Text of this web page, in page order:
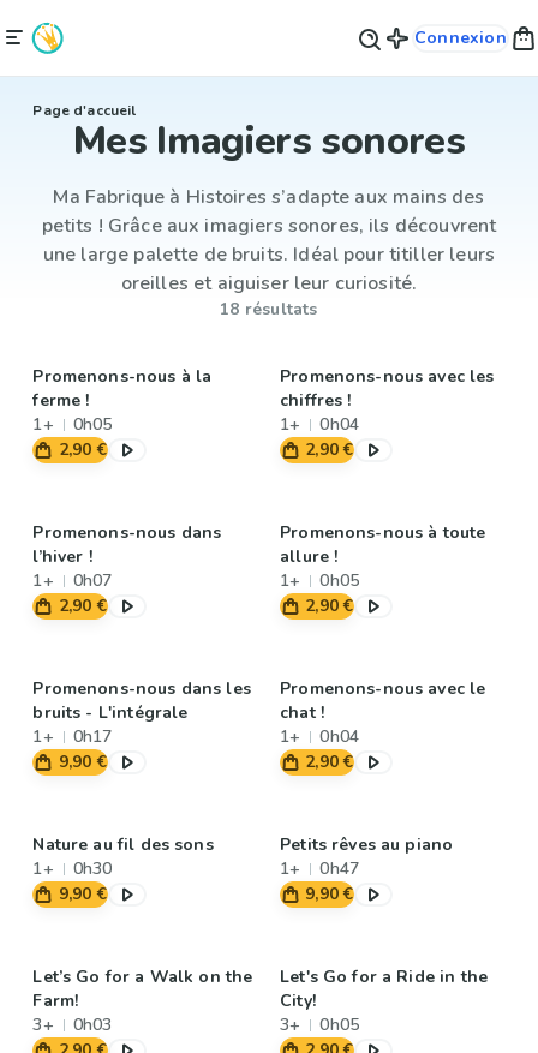
Connexion
Page d'accueil
Mes Imagiers sonores
Ma Fabrique à Histoires s’adapte aux mains des
petits ! Grâce aux imagiers sonores, ils découvrent
une large palette de bruits. Idéal pour titiller leurs
oreilles et aiguiser leur curiosité.
18 résultats
Promenons-nous à la
ferme !
1+
0h05
2,90 €
Promenons-nous avec les
chiffres !
1+
0h04
2,90 €
Promenons-nous dans
l’hiver !
1+
0h07
2,90 €
Promenons-nous à toute
allure !
1+
0h05
2,90 €
Promenons-nous dans les
bruits - L'intégrale
1+
0h17
9,90 €
Promenons-nous avec le
chat !
1+
0h04
2,90 €
Nature au fil des sons
1+
0h30
9,90 €
Petits rêves au piano
1+
0h47
9,90 €
Let’s Go for a Walk on the
Farm!
3+
0h03
Let's Go for a Ride in the
City!
3+
0h05